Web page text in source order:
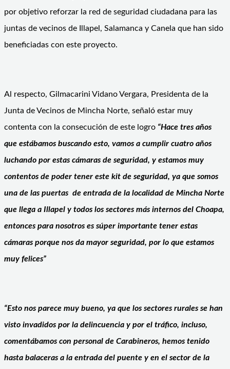
por objetivo reforzar la red de seguridad ciudadana para las
juntas de vecinos de Illapel, Salamanca y Canela que han sido
beneficiadas con este proyecto.
Al respecto, Gilmacarini Vidano Vergara, Presidenta de la
Junta de Vecinos de Mincha Norte, señaló estar muy
contenta con la consecución de este logro “Hace tres años
que estábamos buscando esto, vamos a cumplir cuatro años
luchando por estas cámaras de seguridad, y estamos muy
contentos de poder tener este kit de seguridad, ya que somos
una de las puertas de entrada de la localidad de Mincha Norte
que llega a Illapel y todos los sectores más internos del Choapa,
entonces para nosotros es súper importante tener estas
cámaras porque nos da mayor seguridad, por lo que estamos
muy felices”
“Esto nos parece muy bueno, ya que los sectores rurales se han
visto invadidos por la delincuencia y por el tráfico, incluso,
comentábamos con personal de Carabineros, hemos tenido
hasta balaceras a la entrada del puente y en el sector de la